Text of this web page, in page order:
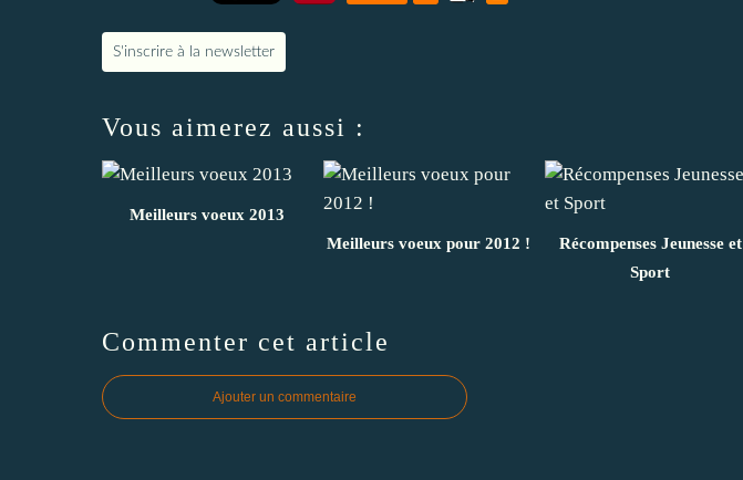
S'inscrire à la newsletter
Vous aimerez aussi :
Meilleurs voeux 2013
Meilleurs voeux pour 2012 !
Récompenses Jeunesse et
Sport
Commenter cet article
Ajouter un commentaire